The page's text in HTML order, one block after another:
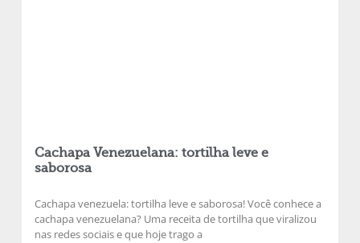
Cachapa Venezuelana: tortilha leve e
saborosa
Cachapa venezuela: tortilha leve e saborosa! Você conhece a
cachapa venezuelana? Uma receita de tortilha que viralizou
nas redes sociais e que hoje trago a